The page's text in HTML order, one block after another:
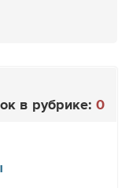
в рубрике: 0